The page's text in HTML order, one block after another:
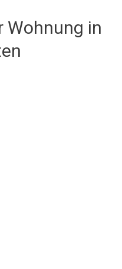
Wohnung in